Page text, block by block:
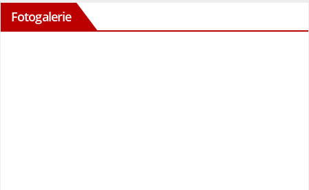
Fotogalerie